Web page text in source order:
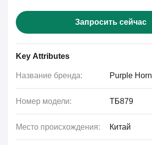
Запросить сейчас
Key Attributes
Название бренда: Purple Horn
Номер модели: ТБ879
Место происхождения: Китай